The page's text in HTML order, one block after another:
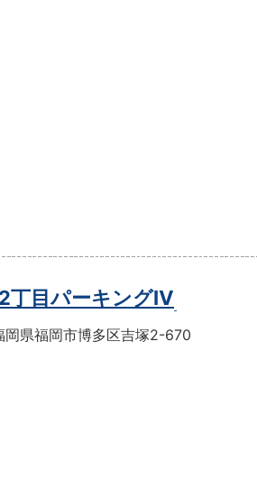
丁目パーキングⅣ
岡県福岡市博多区吉塚2-670